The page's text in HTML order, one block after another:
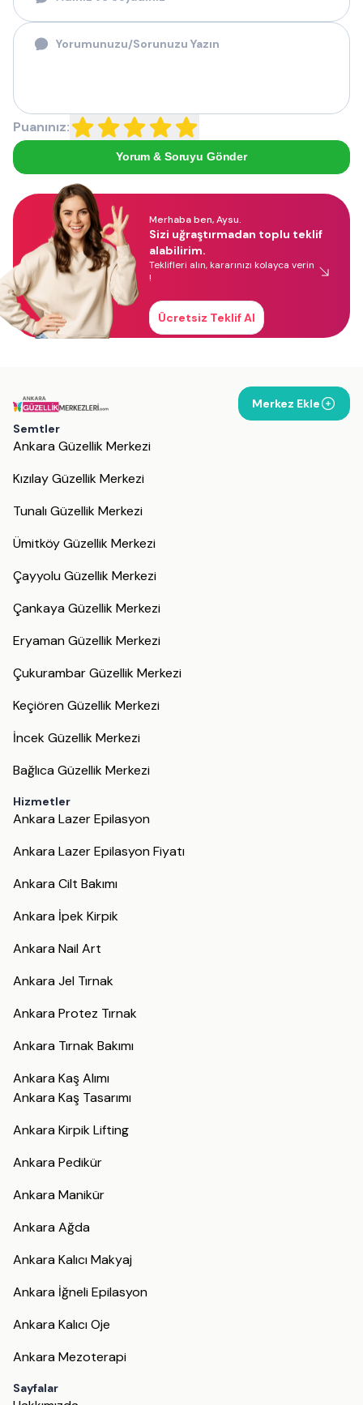
Puanınız:
Yorum & Soruyu Gönder
Merhaba ben, Aysu.
Sizi uğraştırmadan toplu teklif
alabilirim.
Teklifleri alın, kararınızı kolayca verin
!
Ücretsiz Teklif Al
Merkez Ekle
Semtler
Ankara Güzellik Merkezi
Kızılay Güzellik Merkezi
Tunalı Güzellik Merkezi
Ümitköy Güzellik Merkezi
Çayyolu Güzellik Merkezi
Çankaya Güzellik Merkezi
Eryaman Güzellik Merkezi
Çukurambar Güzellik Merkezi
Keçiören Güzellik Merkezi
İncek Güzellik Merkezi
Bağlıca Güzellik Merkezi
Hizmetler
Ankara Lazer Epilasyon
Ankara Lazer Epilasyon Fiyatı
Ankara Cilt Bakımı
Ankara İpek Kirpik
Ankara Nail Art
Ankara Jel Tırnak
Ankara Protez Tırnak
Ankara Tırnak Bakımı
Ankara Kaş Alımı
Ankara Kaş Tasarımı
Ankara Kirpik Lifting
Ankara Pedikür
Ankara Manikür
Ankara Ağda
Ankara Kalıcı Makyaj
Ankara İğneli Epilasyon
Ankara Kalıcı Oje
Ankara Mezoterapi
Sayfalar